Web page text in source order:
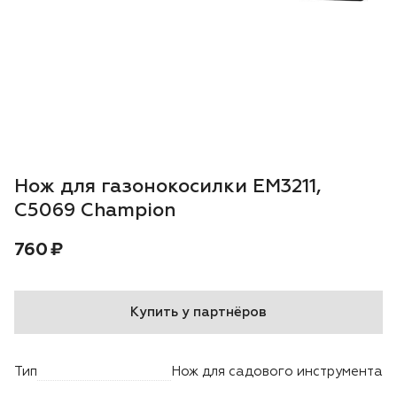
Скарификаторы
Мотопомпы
Подметальные машины
Нож для газонокосилки EM3211,
С5069 Champion
Купить у партнёров
Тип Нож для садового инструмента
Цена:
760 ₽рублей